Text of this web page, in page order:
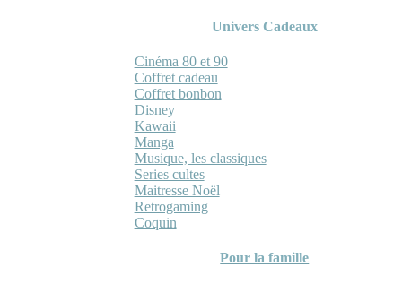
Univers Cadeaux
Cinéma 80 et 90
Coffret cadeau
Coffret bonbon
Disney
Kawaii
Manga
Musique, les classiques
Series cultes
Maitresse Noël
Retrogaming
Coquin
Pour la famille